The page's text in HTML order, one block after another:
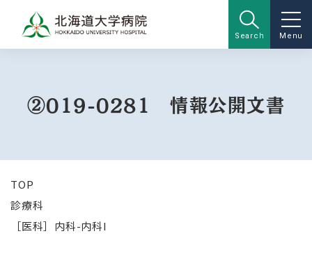
Search Menu
②019-0281 情報公開文書
TOP
診療科
［医科］内科-内科I